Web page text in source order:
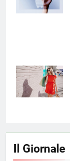
Il Giornale